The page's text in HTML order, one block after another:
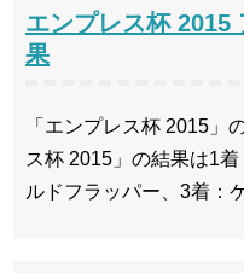
エンプレス杯 2015
果
「エンプレス杯 2015」
ス杯 2015」の結果は1
ルドフラッパー、3着：